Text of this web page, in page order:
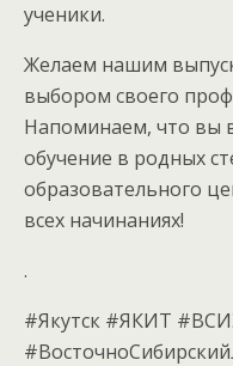
ученики.
Желаем нашим
выбором своего
Напоминаем, что вы
обучение в родных
образовательного
всех начинаниях!
.
#Якутск #ЯКИТ